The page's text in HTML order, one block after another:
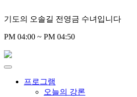
기도의 오솔길 전영금 수녀입니다
PM 04:00 ~ PM 04:50
프로그램
오늘의 강론